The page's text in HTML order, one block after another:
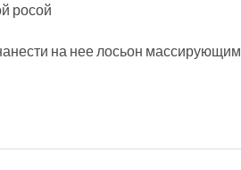
росой
на нее лосьон